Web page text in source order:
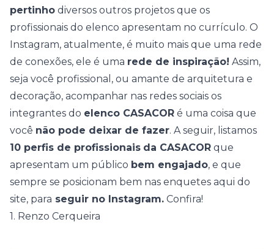
pertinho diversos outros projetos que os
profissionais do elenco apresentam no currículo. O
Instagram, atualmente, é muito mais que uma rede
de conexões, ele é uma rede de inspiração! Assim,
seja você profissional, ou amante de arquitetura e
decoração, acompanhar nas redes sociais os
integrantes do elenco CASACOR é uma coisa que
você não pode deixar de fazer. A seguir, listamos
10 perfis de profissionais da CASACOR que
apresentam um público bem engajado, e que
sempre se posicionam bem nas enquetes aqui do
site, para seguir no Instagram. Confira!
1. Renzo Cerqueira